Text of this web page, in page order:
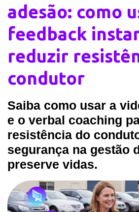
adesão: como
feedback
reduzir
condutor
Saiba como usar a
e o verbal coaching
resistência do
segurança na gestão
preserve vidas.